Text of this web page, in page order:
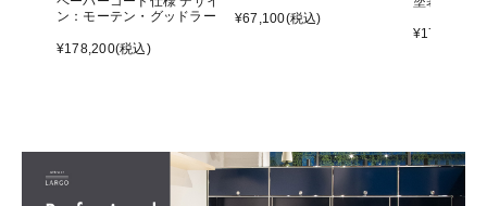
ン：モーテン・グッドラー
¥178,200(税込)
¥67,100(税込)
¥176,000